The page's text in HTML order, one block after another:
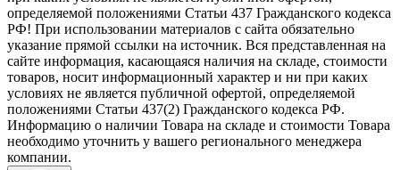
определяемой положениями Статьи 437 Гражданского кодекса
РФ! При использовании материалов с сайта обязательно
указание прямой ссылки на источник. Вся представленная на
сайте информация, касающаяся наличия на складе, стоимости
товаров, носит информационный характер и ни при каких
условиях не является публичной офертой, определяемой
положениями Статьи 437(2) Гражданского кодекса РФ.
Информацию о наличии Товара на складе и стоимости Товара
необходимо уточнить у вашего регионального менеджера
компании.